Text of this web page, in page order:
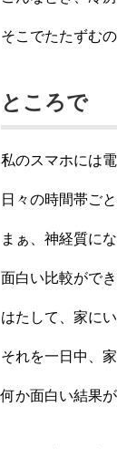
そこでたたずむ
ところで
私のスマホには
日々の時間帯ご
まぁ、神経質に
面白い比較がで
はたして、家に
それを一日中、
何か面白い結果